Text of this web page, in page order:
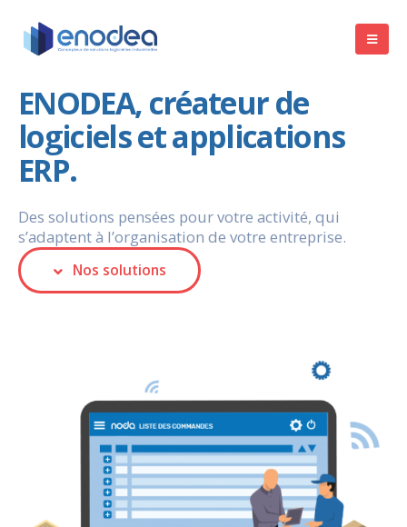
ENODEA, créateur de
logiciels et applications
ERP.
Des solutions pensées pour votre activité, qui
s’adaptent à l’organisation de votre entreprise.
Nos solutions